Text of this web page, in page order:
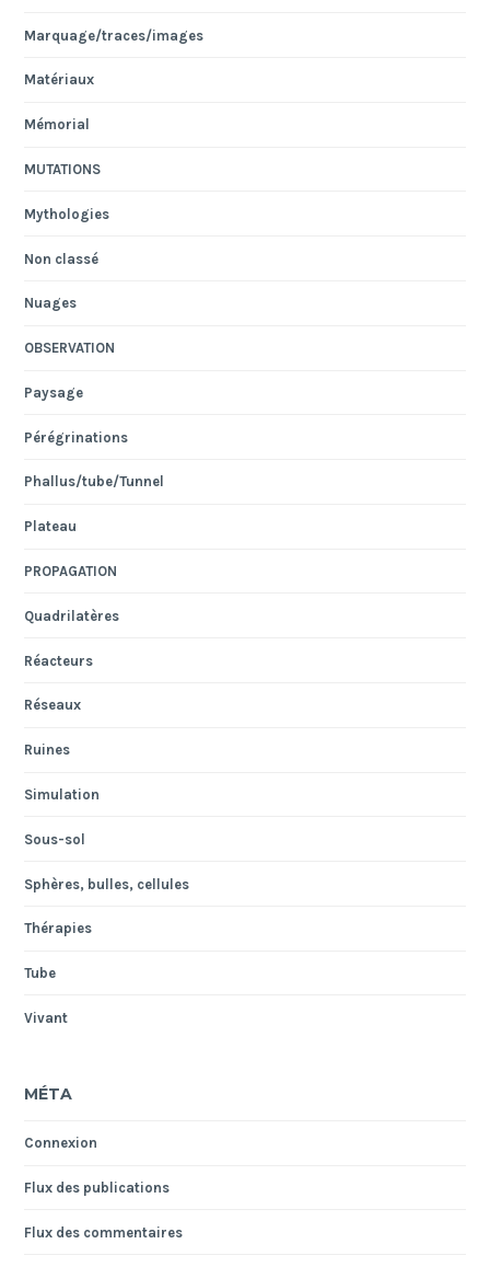
Marquage/traces/images
Matériaux
Mémorial
MUTATIONS
Mythologies
Non classé
Nuages
OBSERVATION
Paysage
Pérégrinations
Phallus/tube/Tunnel
Plateau
PROPAGATION
Quadrilatères
Réacteurs
Réseaux
Ruines
Simulation
Sous-sol
Sphères, bulles, cellules
Thérapies
Tube
Vivant
MÉTA
Connexion
Flux des publications
Flux des commentaires